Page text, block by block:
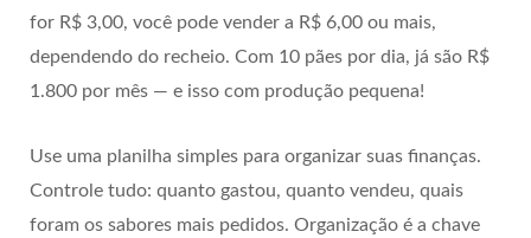
for R$ 3,00, você pode vender a R$ 6,00 ou mais,
dependendo do recheio. Com 10 pães por dia, já são R$
1.800 por mês — e isso com produção pequena!
Use uma planilha simples para organizar suas finanças.
Controle tudo: quanto gastou, quanto vendeu, quais
foram os sabores mais pedidos. Organização é a chave